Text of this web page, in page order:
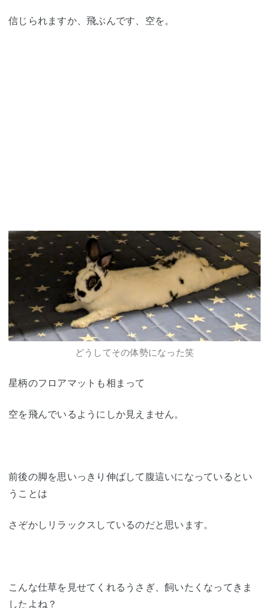
信じられますか、飛ぶんです、空を。
どうしてその体勢になった笑
星柄のフロアマットも相まって
空を飛んでいるようにしか見えません。
前後の脚を思いっきり伸ばして腹這いになっているとい
うことは
さぞかしリラックスしているのだと思います。
こんな仕草を見せてくれるうさぎ、飼いたくなってきま
したよね？